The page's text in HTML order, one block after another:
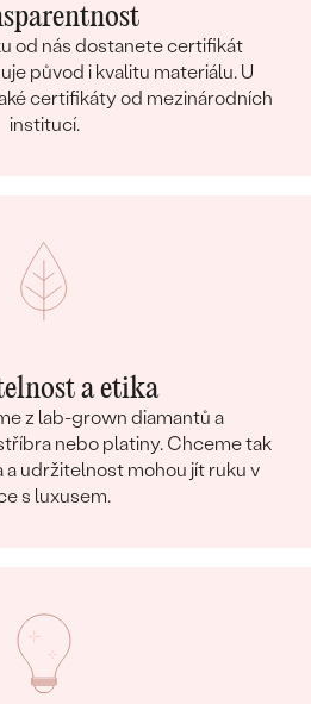
od nás dostanete certifikát
původ i kvalitu materiálu. U
certifikáty od mezinárodních
institucí.
a etika
z lab-grown diamantů a
nebo platiny. Chceme tak
a udržitelnost mohou jít ruku v
s luxusem.